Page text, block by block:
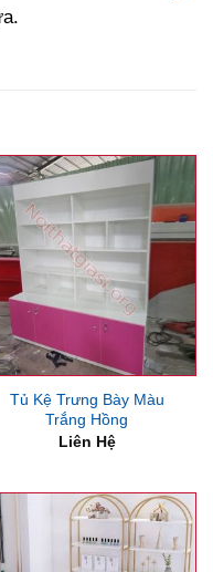
Tủ Kệ Trưng Bày Màu
Trắng Hồng
Liên Hệ